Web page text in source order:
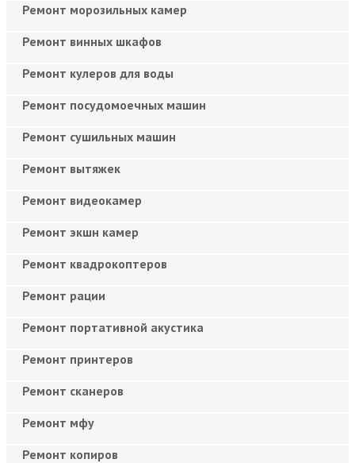
Ремонт морозильных камер
Ремонт винных шкафов
Ремонт кулеров для воды
Ремонт посудомоечных машин
Ремонт сушильных машин
Ремонт вытяжек
Ремонт видеокамер
Ремонт экшн камер
Ремонт квадрокоптеров
Ремонт рации
Ремонт портативной акустика
Ремонт принтеров
Ремонт сканеров
Ремонт мфу
Ремонт копиров